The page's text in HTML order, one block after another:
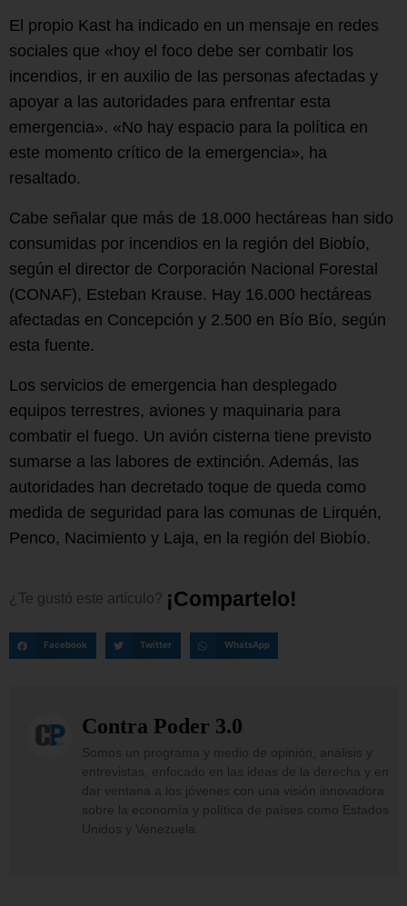
El propio Kast ha indicado en un mensaje en redes
sociales que «hoy el foco debe ser combatir los
incendios, ir en auxilio de las personas afectadas y
apoyar a las autoridades para enfrentar esta
emergencia». «No hay espacio para la política en
este momento crítico de la emergencia», ha
resaltado.
Cabe señalar que más de 18.000 hectáreas han sido
consumidas por incendios en la región del Biobío,
según el director de Corporación Nacional Forestal
(CONAF), Esteban Krause. Hay 16.000 hectáreas
afectadas en Concepción y 2.500 en Bío Bío, según
esta fuente.
Los servicios de emergencia han desplegado
equipos terrestres, aviones y maquinaria para
combatir el fuego. Un avión cisterna tiene previsto
sumarse a las labores de extinción. Además, las
autoridades han decretado toque de queda como
medida de seguridad para las comunas de Lirquén,
Penco, Nacimiento y Laja, en la región del Biobío.
¿Te gustó este artículo? ¡Compartelo!
Facebook Twitter WhatsApp
Contra Poder 3.0
Somos un programa y medio de opinión, análisis y
entrevistas, enfocado en las ideas de la derecha y en
dar ventana a los jóvenes con una visión innovadora
sobre la economía y política de países como Estados
Unidos y Venezuela.